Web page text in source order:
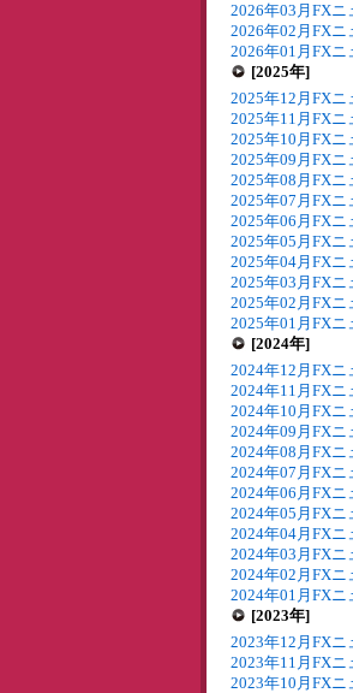
2026年03月FXニ
2026年02月FXニ
2026年01月FXニ
[2025年]
2025年12月FXニ
2025年11月FXニ
2025年10月FXニ
2025年09月FXニ
2025年08月FXニ
2025年07月FXニ
2025年06月FXニ
2025年05月FXニ
2025年04月FXニ
2025年03月FXニ
2025年02月FXニ
2025年01月FXニ
[2024年]
2024年12月FXニ
2024年11月FXニ
2024年10月FXニ
2024年09月FXニ
2024年08月FXニ
2024年07月FXニ
2024年06月FXニ
2024年05月FXニ
2024年04月FXニ
2024年03月FXニ
2024年02月FXニ
2024年01月FXニ
[2023年]
2023年12月FXニ
2023年11月FXニ
2023年10月FXニ